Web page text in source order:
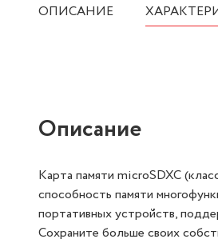
ОПИСАНИЕ
Описание
Карта памяти microSDXC
способность памяти
портативных устройств,
Сохраните больше своих